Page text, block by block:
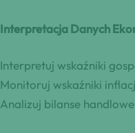
Interpretacja Danych
Interpretuj wskaźniki
Monitoruj wskaźniki
Analizuj bilanse